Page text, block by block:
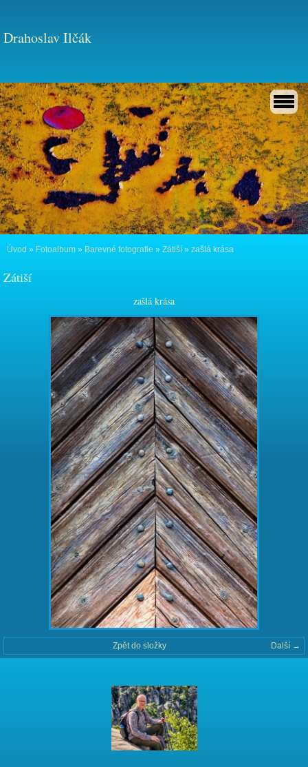
Drahoslav Ilčák
Úvod » Fotoalbum » Barevné fotografie » Zátiší » zašlá krása
Zátiší
zašlá krása
Další →
Zpět do složky